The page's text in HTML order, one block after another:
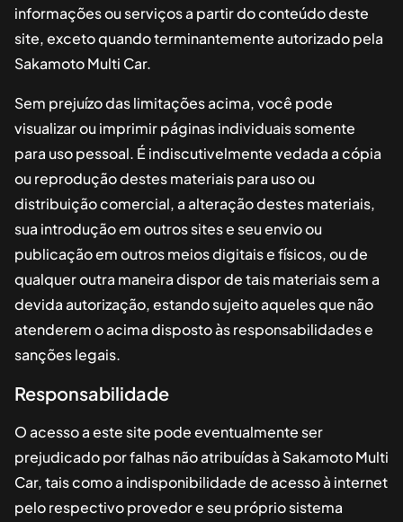
informações ou serviços a partir do conteúdo deste
site, exceto quando terminantemente autorizado pela
Sakamoto Multi Car.
Sem prejuízo das limitações acima, você pode
visualizar ou imprimir páginas individuais somente
para uso pessoal. É indiscutivelmente vedada a cópia
ou reprodução destes materiais para uso ou
distribuição comercial, a alteração destes materiais,
sua introdução em outros sites e seu envio ou
publicação em outros meios digitais e físicos, ou de
qualquer outra maneira dispor de tais materiais sem a
devida autorização, estando sujeito aqueles que não
atenderem o acima disposto às responsabilidades e
sanções legais.
Responsabilidade
O acesso a este site pode eventualmente ser
prejudicado por falhas não atribuídas à Sakamoto Multi
Car, tais como a indisponibilidade de acesso à internet
pelo respectivo provedor e seu próprio sistema